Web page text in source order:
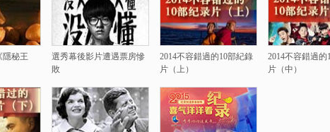
隱秘王
選秀幕後影片遭遇票房慘
敗
2014不容錯過的10部紀錄
片（上）
2014不容錯過的
片（中）